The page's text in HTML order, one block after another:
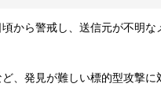
から警戒し、送信元が不明
、発見が難しい標的型攻撃